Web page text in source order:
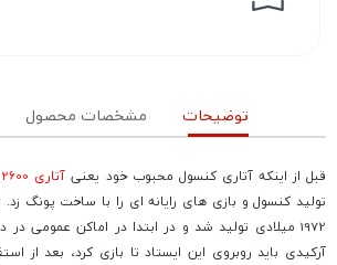
توضیحات مشخصات محصول
قبل از اینکه آتاری کنسول محبوب خود یعنی آتاری 2600
تولید کنسول و بازی های رایانه ای را با ساخت پونگ
1972 میلادی تولید شد و در ابتدا در اماکن عمومی
آرکیدی باید روبروی این ایستاد تا بازی کرد، بعد از